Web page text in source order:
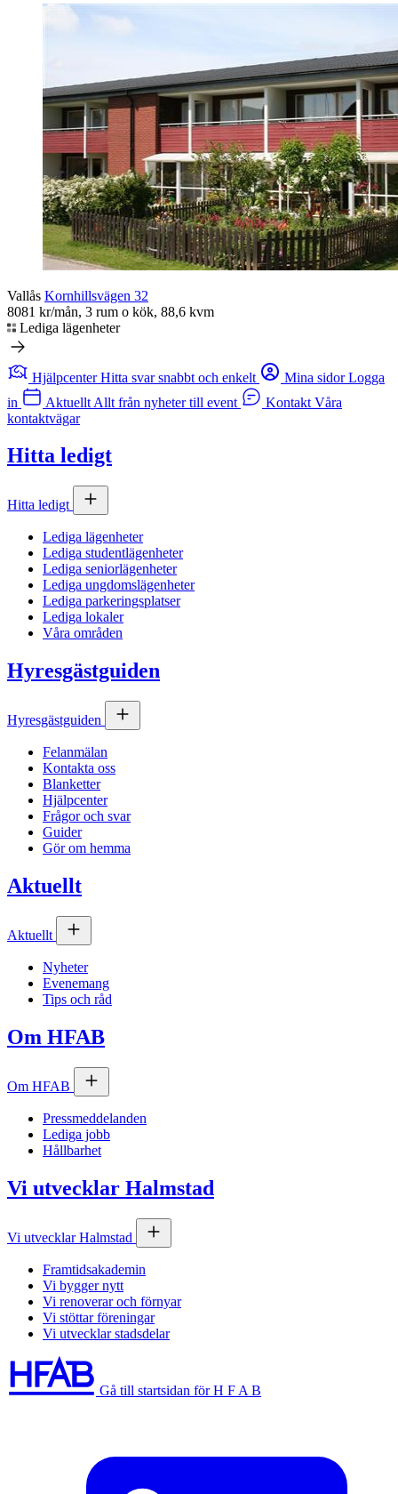
Vallås Kornhillsvägen 32
8081 kr/mån, 3 rum o kök, 88,6 kvm
Lediga lägenheter
Hjälpcenter Hitta svar snabbt och enkelt Mina sidor Logga
in
Aktuellt Allt från nyheter till event Kontakt Våra
kontaktvägar
Hitta ledigt
Hitta ledigt
Lediga lägenheter
Lediga studentlägenheter
Lediga seniorlägenheter
Lediga ungdomslägenheter
Lediga parkeringsplatser
Lediga lokaler
Våra områden
Hyresgästguiden
Hyresgästguiden
Felanmälan
Kontakta oss
Blanketter
Hjälpcenter
Frågor och svar
Guider
Gör om hemma
Aktuellt
Aktuellt
Nyheter
Evenemang
Tips och råd
Om HFAB
Om HFAB
Pressmeddelanden
Lediga jobb
Hållbarhet
Vi utvecklar Halmstad
Vi utvecklar Halmstad
Framtidsakademin
Vi bygger nytt
Vi renoverar och förnyar
Vi stöttar föreningar
Vi utvecklar stadsdelar
Gå till startsidan för H F A B